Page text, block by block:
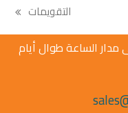
next
post:
التقويمات
الساعة طوال أيام